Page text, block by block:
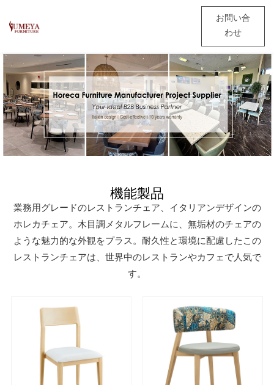
お問い合
わせ
機能製品
業務用グレードのレストランチェア、イタリアンデザインの
ホレカチェア。木目調メタルフレームに、無垢材のチェアの
ような魅力的な外観をプラス。耐久性と環境に配慮したこの
レストランチェアは、世界中のレストランやカフェで人気で
す。